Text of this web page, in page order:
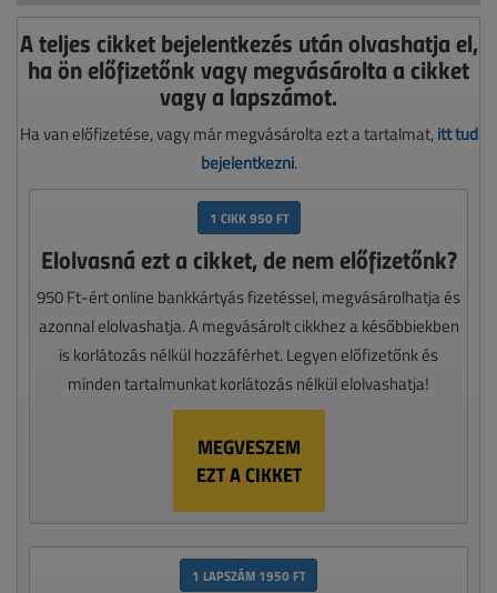
A teljes cikket bejelentkezés után olvashatja el,
ha ön előfizetőnk vagy megvásárolta a cikket
vagy a lapszámot.
Ha van előfizetése, vagy már megvásárolta ezt a tartalmat, itt tud
bejelentkezni.
1 CIKK 950 FT
Elolvasná ezt a cikket, de nem előfizetőnk?
950 Ft-ért online bankkártyás fizetéssel, megvásárolhatja és
azonnal elolvashatja. A megvásárolt cikkhez a későbbiekben
is korlátozás nélkül hozzáférhet. Legyen előfizetőnk és
minden tartalmunkat korlátozás nélkül elolvashatja!
MEGVESZEM
EZT A CIKKET
1 LAPSZÁM 1950 FT